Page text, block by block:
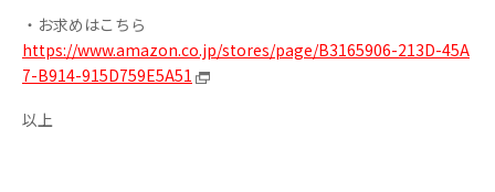
・お求めはこちら
https://www.amazon.co.jp/stores/page/B3165906-213D-45A
7-B914-915D759E5A51
以上